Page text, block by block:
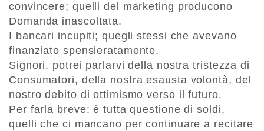
convincere; quelli del marketing producono
Domanda inascoltata.
I bancari incupiti; quegli stessi che avevano
finanziato spensieratamente.
Signori, potrei parlarvi della nostra tristezza di
Consumatori, della nostra esausta volontà, del
nostro debito di ottimismo verso il futuro.
Per farla breve: è tutta questione di soldi,
quelli che ci mancano per continuare a recitare